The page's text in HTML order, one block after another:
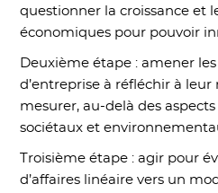
questionner la croissance et
économiques pour pouvoir
Deuxième étape : amener
d’entreprise à réfléchir à leur
mesurer, au-delà des
sociétaux et
Troisième étape : agir pour
d’affaires linéaire vers un